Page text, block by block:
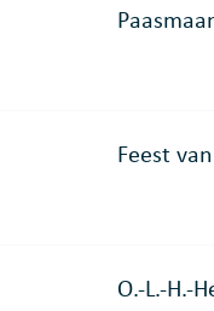
Feest
O.-L.-H.-